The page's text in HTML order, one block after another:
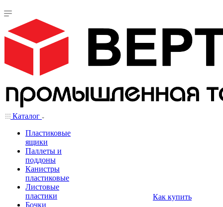
Каталог
Пластиковые
ящики
Паллеты и
поддоны
Канистры
пластиковые
Листовые
пластики
Бочки
Как купить